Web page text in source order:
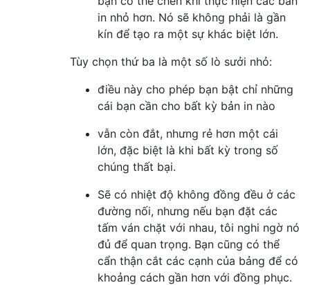
in nhỏ hơn. Nó sẽ không phải là gần
kín để tạo ra một sự khác biệt lớn.
Tùy chọn thứ ba là một số lò sưởi nhỏ:
điều này cho phép bạn bật chỉ những
cái bạn cần cho bất kỳ bản in nào
vẫn còn đắt, nhưng rẻ hơn một cái
lớn, đặc biệt là khi bất kỳ trong số
chúng thất bại.
Sẽ có nhiệt độ không đồng đều ở các
đường nối, nhưng nếu bạn đặt các
tấm ván chặt với nhau, tôi nghi ngờ nó
đủ để quan trọng. Bạn cũng có thể
cẩn thận cắt các cạnh của bảng để có
khoảng cách gần hơn với đồng phục.